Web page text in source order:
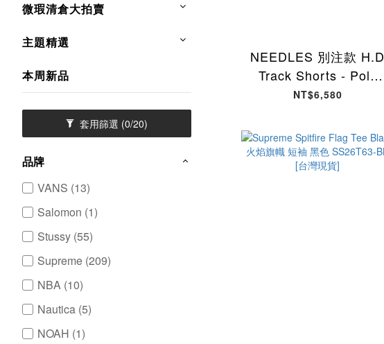
微瑕清倉大拍賣
主題精選
本周新品
套用篩選 (0/20)
品牌
VANS (13)
Salomon (1)
Stussy (55)
Supreme (209)
NBA (10)
Nautica (5)
NOAH (1)
NEEDLES 別注款 H.D
Track Shorts - Poly
Smooth 短褲 黑紫色
NT$6,580